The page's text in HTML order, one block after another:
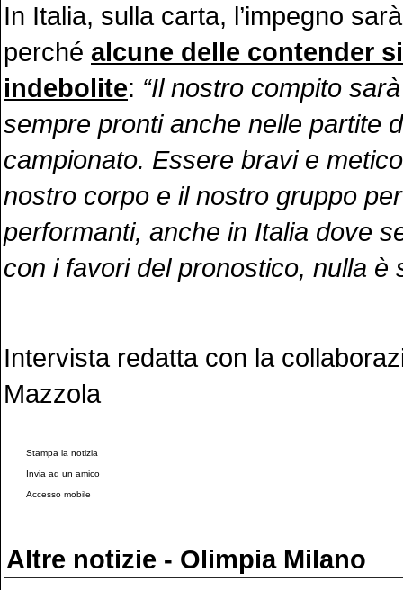
In Italia, sulla carta, l’impegno
perché alcune delle contender
indebolite: “Il nostro compito
sempre pronti anche nelle partite
campionato. Essere bravi e
nostro corpo e il nostro gruppo
performanti, anche in Italia dove
con i favori del pronostico, nulla è
Intervista redatta con la
Mazzola
Stampa la notizia
Invia ad un amico
Accesso mobile
Altre notizie - Olimpia Milano